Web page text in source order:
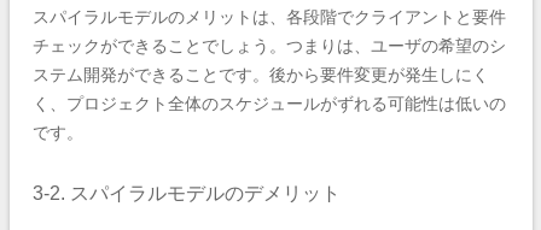
スパイラルモデルのメリットは、各段階でクライアントと要件
チェックができることでしょう。つまりは、ユーザの希望のシ
ステム開発ができることです。後から要件変更が発生しにく
く、プロジェクト全体のスケジュールがずれる可能性は低いの
です。
3-2. スパイラルモデルのデメリット